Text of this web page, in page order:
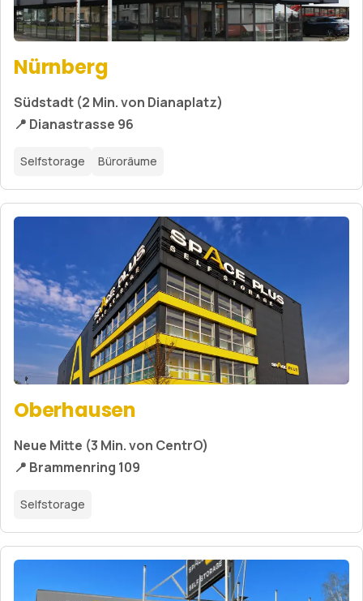
Nürnberg
Südstadt (2 Min. von Dianaplatz)
📍 Dianastrasse 96
Selfstorage Büroräume
Oberhausen
Neue Mitte (3 Min. von CentrO)
📍 Brammenring 109
Selfstorage